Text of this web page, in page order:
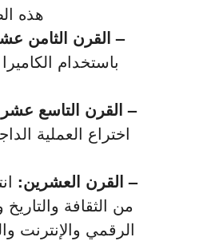
هذه
– القرن الثامن
باستخدام
– القرن التاسع
اختراع العملية
– القرن العشرين:
من الثقافة
الرقمي والإنترنت